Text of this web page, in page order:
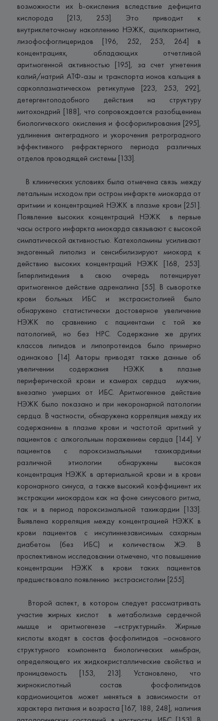
возможности их b-окисления вследствие дефицита
кислорода [213, 253]. Это приводит к
внутриклеточному накоплению НЭЖК, ацилкарнитина,
лизофосфоглицеридов [196, 252, 253, 264] в
концентрациях, обладающих отчетливой
аритмогенной активностью [195], за счет угнетения
калий/натрий АТФ-азы и транспорта ионов кальция в
саркоплазматическом ретикулуме [223, 253, 292],
детергентоподобного действия на структуру
митохондрий [188], что сопровождается разобщением
биологического окисления и фосфорилирования [295],
удлинения антеградного и укорочения ретроградного
эффективного рефрактерного периода различных
отделов проводящей системы [133].
В клинических условиях была отмечена связь между
летальным исходом при остром инфаркте миокарда от
аритмии и концентрацией НЭЖК в плазме крови [251].
Появление высоких концентраций НЭЖК в первые
часы острого инфаркта миокарда связывают с высокой
симпатической активностью. Катехоламины усиливают
эндогенный липолиз и сенсибилизируют миокард к
действию высоких концентраций НЭЖК [168, 253].
Гиперлипидемия в свою очередь потенцирует
аритмогенное действие адреналина [55]. В сыворотке
крови больных ИБС и экстрасистолией было
обнаружено статистически достоверное увеличение
НЭЖК по сравнению с пациентами с той же
патологией, но без НРС. Содержание же других
классов липидов и липопротеидов было примерно
одинаково [14]. Авторы приводят также данные об
увеличении содержания НЭЖК в плазме
периферической крови и камерах сердца мужчин,
внезапно умерших от ИБС. Аритмогенное действие
НЭЖК было показано и при некоронарной патологии
сердца. В частности, обнаружена корреляция между их
содержанием в плазме крови и частотой аритмий у
пациентов с алкогольным поражением сердца [144]. У
пациентов с пароксизмальными тахикардиями
различной этиологии обнаружены высокая
концентрация НЭЖК в артериальной крови и в крови
коронарного синуса, а также высокий коэффициент их
экстракции миокардом как на фоне синусового ритма,
так и в период пароксизмальной тахикардии [133].
Выявлена корреляция между концентрацией НЭЖК в
крови пациентов с инсулиннезависимым сахарным
диабетом (без ИБС) и количеством ЖЭ. В
проспективном исследовании отмечено, что повышение
концентрации НЭЖК в крови таких пациентов
предшествовало появлению экстрасистолии [255].
Второй аспект, в котором следует рассматривать
участие жирных кислот в метаболизме сердечной
мышце и аритмогенезе –«структурный». Жирные
кислоты входят в состав фосфолипидов –основного
структурного компонента биологических мембран,
определяющего их жидкокристаллические свойства и
проницаемость [153, 213]. Установлено, что
жирнокислотный состав фосфолипидов
кардиомиоцитов может меняться в зависимости от
характера питания и возраста [167, 188, 248], наличия